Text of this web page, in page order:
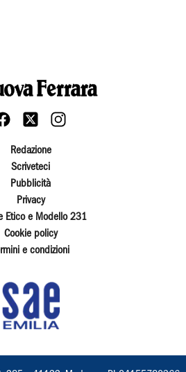
Redazione
Scriveteci
Pubblicità
Privacy
Etico e Modello 231
Cookie policy
e condizioni